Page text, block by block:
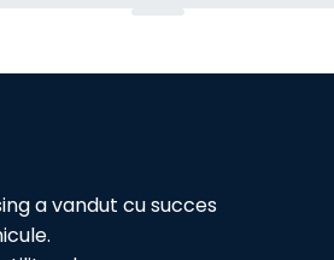
a vandut cu succes